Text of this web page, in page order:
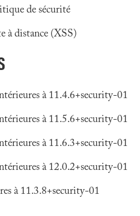
de sécurité
à distance (XSS)
à 11.4.6+security-01
à 11.5.6+security-01
à 11.6.3+security-01
à 12.0.2+security-01
à 11.3.8+security-01